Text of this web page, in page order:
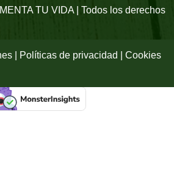
m
TU VIDA | Todos los derechos
| Políticas de privacidad | Cookies